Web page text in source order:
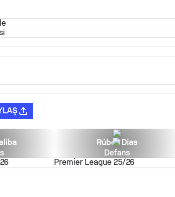
Rúben Dias
Defans
Premier League 25/26